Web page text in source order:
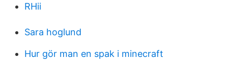
RHii
Sara hoglund
Hur gör man en spak i minecraft